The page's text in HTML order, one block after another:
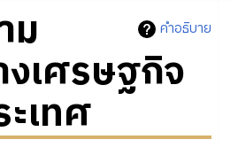
คำอธิบาย
ม
เศรษฐกิจ
เทศ